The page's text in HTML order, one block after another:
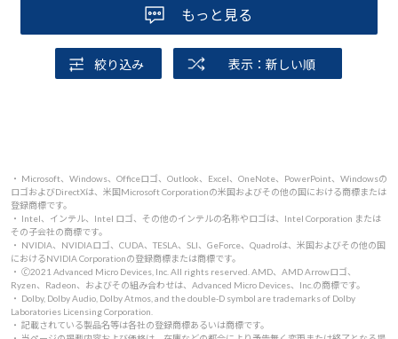
もっと見る
絞り込み 表示：新しい順
・ Microsoft、Windows、Officeロゴ、Outlook、Excel、OneNote、PowerPoint、Windowsの
ロゴおよびDirectXは、米国Microsoft Corporationの米国およびその他の国における商標または
登録商標です。
・ Intel、インテル、Intel ロゴ、その他のインテルの名称やロゴは、Intel Corporation または
その子会社の商標です。
・ NVIDIA、NVIDIAロゴ、CUDA、TESLA、SLI、GeForce、Quadroは、米国およびその他の国
におけるNVIDIA Corporationの登録商標または商標です。
・ 🄫2021 Advanced Micro Devices, Inc. All rights reserved. AMD、AMD Arrowロゴ、
Ryzen、Radeon、およびその組み合わせは、Advanced Micro Devices、Inc.の商標です。
・ Dolby, Dolby Audio, Dolby Atmos, and the double-D symbol are trademarks of Dolby
Laboratories Licensing Corporation.
・ 記載されている製品名等は各社の登録商標あるいは商標です。